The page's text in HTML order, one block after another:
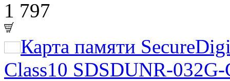
1 797
Карта памяти
Class10 SDSDUNR-